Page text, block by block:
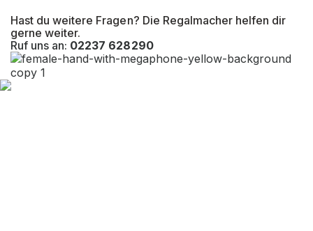
EAN-Nr.
Tragkraft (kg)
Hast du weitere Fragen? Die Regalmacher helfen dir
gerne weiter.
Ruf uns an: 02237 628290